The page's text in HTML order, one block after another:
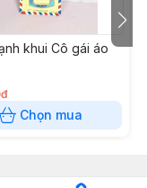
khui Cô gái áo
Chọn mua